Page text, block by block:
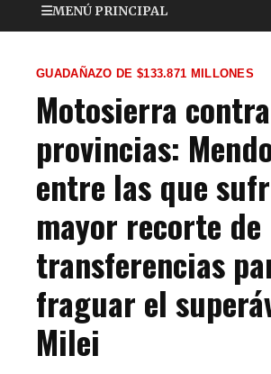
MENÚ PRINCIPAL
GUADAÑAZO DE $133.871 MILLONES
Motosierra
provincias:
entre las que
mayor recorte de
transferencias
fraguar el
Milei